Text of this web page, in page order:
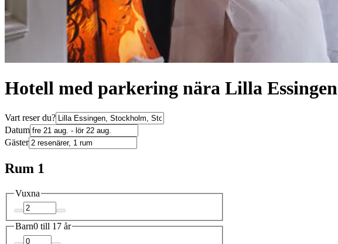
Hotell med parkering nära Lilla Essingen
Vart reser du?
Datum
Gäster
Rum 1
Vuxna
Barn0 till 17 år